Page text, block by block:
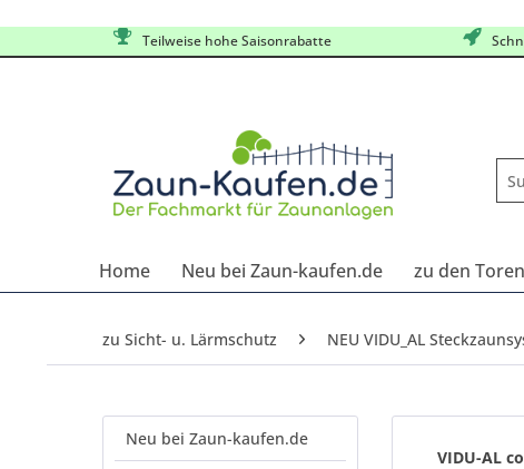
Teilweise hohe Saisonrabatte
Home Neu bei Zaun-kaufen.de zu den Toren
zu Sicht- u. Lärmschutz NEU VIDU_AL
Neu bei Zaun-kaufen.de
VIDU-AL